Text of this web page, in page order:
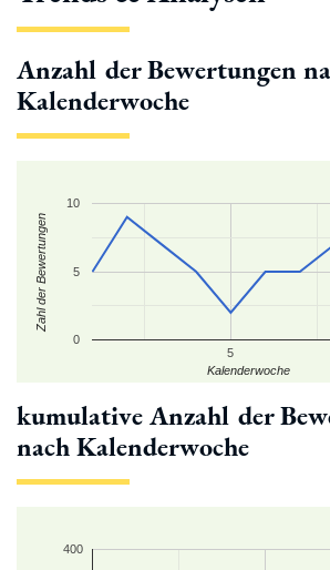
Anzahl der Bewertungen
Kalenderwoche
5
0
5
10
Kalenderwoche
Zahl der Bewertungen
kumulative Anzahl der
nach Kalenderwoche
400